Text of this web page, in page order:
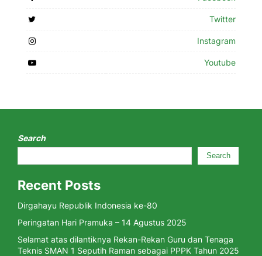
Twitter
Instagram
Youtube
Search
Search
Recent Posts
Dirgahayu Republik Indonesia ke-80
Peringatan Hari Pramuka – 14 Agustus 2025
Selamat atas dilantiknya Rekan-Rekan Guru dan Tenaga
Teknis SMAN 1 Seputih Raman sebagai PPPK Tahun 2025